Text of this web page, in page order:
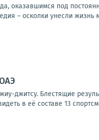
оказавшимся под
– осколки унесли жизнь
джитсу. Блестящие
в её составе 13